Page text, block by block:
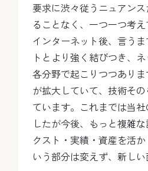
要求に渋々従うニュアン
ることなく、一つ一つ考
インターネット後、言う
トとより強く結びつき、
各分野で起こりつつあり
が拡大していて、技術そ
ています。これまでは当
したが今後、もっと複雑
クスト・実績・資産を活
いう部分は変えず、新し